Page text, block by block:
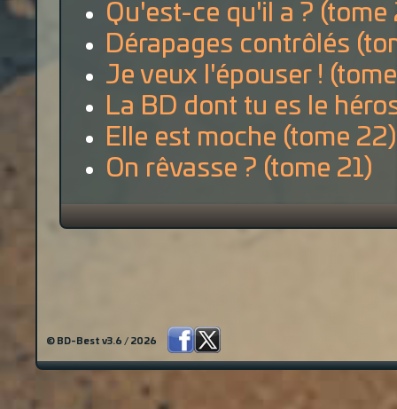
Qu'est-ce qu'il a ? (tome
Dérapages contrôlés
Je veux l'épouser !
La BD dont tu es le
Elle est moche (tome 22)
On rêvasse ? (tome 21)
© BD-Best v3.6 / 2026